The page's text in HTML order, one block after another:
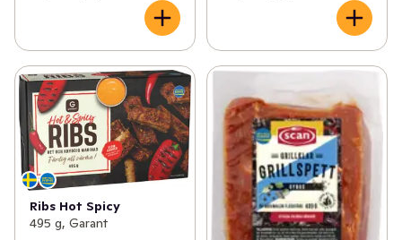
Ribs Hot Spicy
495 g, Garant